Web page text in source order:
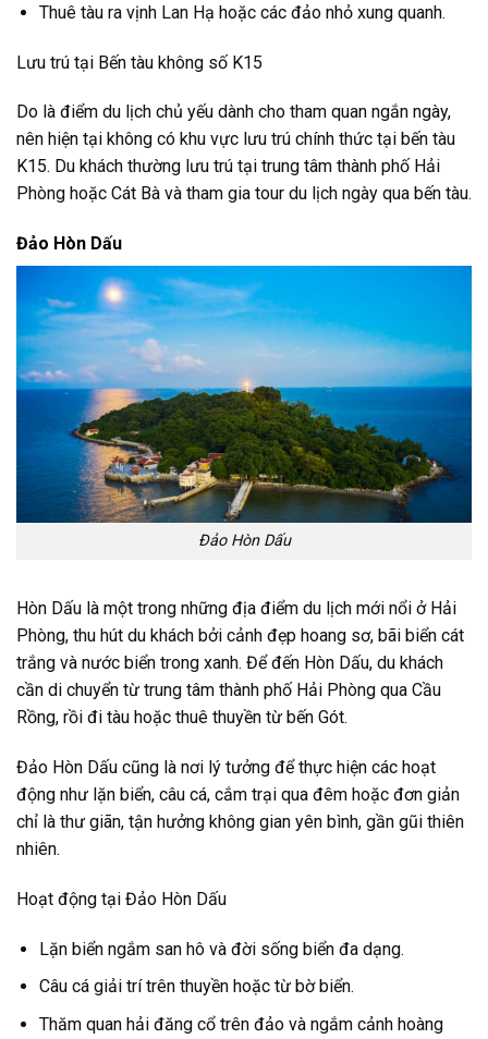
Thuê tàu ra vịnh Lan Hạ hoặc các đảo nhỏ xung quanh.
Lưu trú tại Bến tàu không số K15
Do là điểm du lịch chủ yếu dành cho tham quan ngắn ngày,
nên hiện tại không có khu vực lưu trú chính thức tại bến tàu
K15. Du khách thường lưu trú tại trung tâm thành phố Hải
Phòng hoặc Cát Bà và tham gia tour du lịch ngày qua bến tàu.
Đảo Hòn Dấu
Đảo Hòn Dấu
Hòn Dấu là một trong những địa điểm du lịch mới nổi ở Hải
Phòng, thu hút du khách bởi cảnh đẹp hoang sơ, bãi biển cát
trắng và nước biển trong xanh. Để đến Hòn Dấu, du khách
cần di chuyển từ trung tâm thành phố Hải Phòng qua Cầu
Rồng, rồi đi tàu hoặc thuê thuyền từ bến Gót.
Đảo Hòn Dấu cũng là nơi lý tưởng để thực hiện các hoạt
động như lặn biển, câu cá, cắm trại qua đêm hoặc đơn giản
chỉ là thư giãn, tận hưởng không gian yên bình, gần gũi thiên
nhiên.
Hoạt động tại Đảo Hòn Dấu
Lặn biển ngắm san hô và đời sống biển đa dạng.
Câu cá giải trí trên thuyền hoặc từ bờ biển.
Thăm quan hải đăng cổ trên đảo và ngắm cảnh hoàng